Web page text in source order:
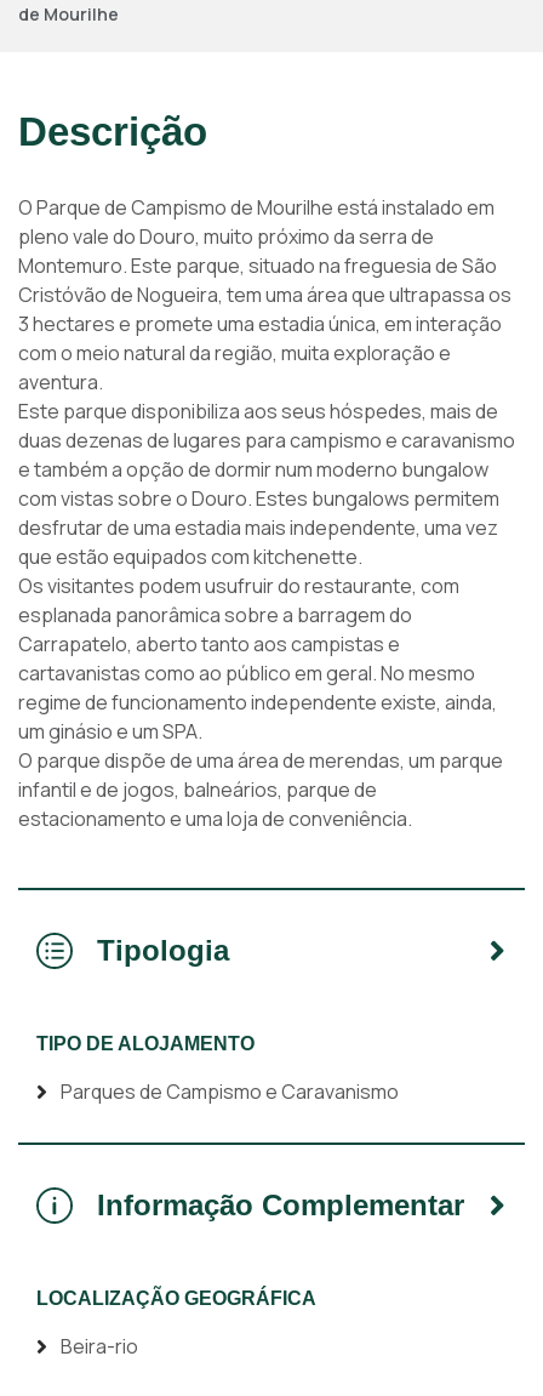
de Mourilhe
Descrição
O Parque de Campismo de Mourilhe está instalado em
pleno vale do Douro, muito próximo da serra de
Montemuro. Este parque, situado na freguesia de São
Cristóvão de Nogueira, tem uma área que ultrapassa os
3 hectares e promete uma estadia única, em interação
com o meio natural da região, muita exploração e
aventura.
Este parque disponibiliza aos seus hóspedes, mais de
duas dezenas de lugares para campismo e caravanismo
e também a opção de dormir num moderno bungalow
com vistas sobre o Douro. Estes bungalows permitem
desfrutar de uma estadia mais independente, uma vez
que estão equipados com kitchenette.
Os visitantes podem usufruir do restaurante, com
esplanada panorâmica sobre a barragem do
Carrapatelo, aberto tanto aos campistas e
cartavanistas como ao público em geral. No mesmo
regime de funcionamento independente existe, ainda,
um ginásio e um SPA.
O parque dispõe de uma área de merendas, um parque
infantil e de jogos, balneários, parque de
estacionamento e uma loja de conveniência.
Tipologia
TIPO DE ALOJAMENTO
Parques de Campismo e Caravanismo
Informação Complementar
LOCALIZAÇÃO GEOGRÁFICA
Beira-rio